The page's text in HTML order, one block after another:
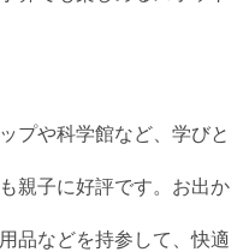
プや科学館など、学びと
親子に好評です。お出か
品などを持参して、快適